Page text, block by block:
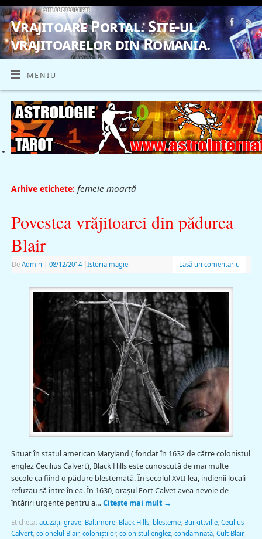
Vrajitoare Portal. Site-ul
vrajitoarelor din Romania.
VRAJITOARE, VRAJITOARELE, VRAJITOARE
MENIU
Arhive etichete: femeie moartă
Povestea vrăjitoarei din pădurea
Blair
De Admin 08/12/2014 Istoria magiei Lasă un comentariu
Situat în statul american Maryland ( fondat în 1632 de către colonistul
englez Cecilius Calvert), Black Hills este cunoscută de mai multe
secole ca fiind o pădure blestemată. În secolul XVII-lea, indienii locali
refuzau să intre în ea. În 1630, orașul Fort Calvet avea nevoie de
întăriri urgente pentru a… Citește mai mult →
Etichetat acuzații grave, Baltimore, Black Hills, blesteme, Burkittville, Cecilius
Calvert, colonelul Blair, coloniștilor, colonistul englez, condamnată, Cult Blair,